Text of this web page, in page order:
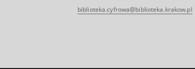
biblioteka.cyfrowa@biblioteka.krakow.pl